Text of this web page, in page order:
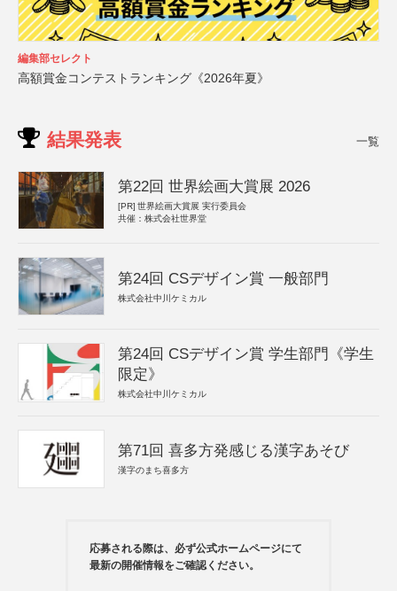
編集部セレクト
高額賞金コンテストランキング《2026年夏》
結果発表 一覧
第22回 世界絵画大賞展 2026
[PR] 世界絵画大賞展 実行委員会
共催：株式会社世界堂
第24回 CSデザイン賞 一般部門
株式会社中川ケミカル
第24回 CSデザイン賞 学生部門《学生
限定》
株式会社中川ケミカル
第71回 喜多方発感じる漢字あそび
漢字のまち喜多方
応募される際は、必ず公式ホームページにて
最新の開催情報をご確認ください。